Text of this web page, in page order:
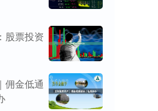
股票投资
佣金低通